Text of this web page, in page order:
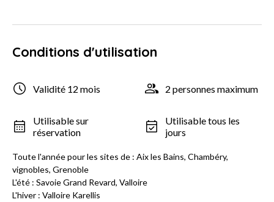
Conditions d'utilisation
Validité 12 mois 2 personnes maximum
Utilisable sur
réservation
Utilisable tous les
jours
Toute l'année pour les sites de : Aix les Bains, Chambéry,
vignobles, Grenoble
L'été : Savoie Grand Revard, Valloire
L'hiver : Valloire Karellis